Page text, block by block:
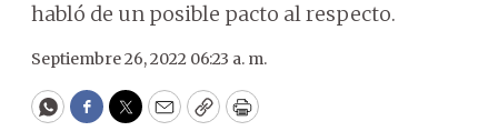
habló de un posible pacto al respecto.
Septiembre 26, 2022 06:23 a. m.
WhatsApp
Facebook
Twitter
EmailCopyPrint